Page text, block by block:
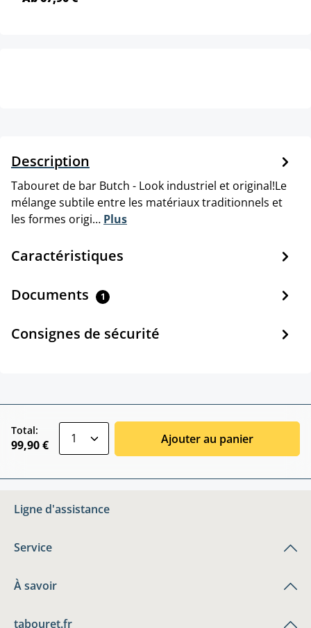
Description
Tabouret de bar Butch - Look industriel et original!Le
mélange subtile entre les matériaux traditionnels et
les formes origi… Plus
Caractéristiques
Documents 1
Consignes de sécurité
Total:
99,90 € Ajouter au panier
Ligne d'assistance
Service
À savoir
tabouret.fr